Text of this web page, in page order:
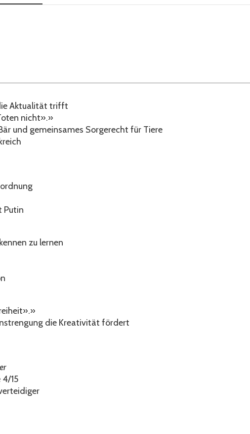
Aktualität trifft
nicht».»
und gemeinsames Sorgerecht für Tiere
Putin
zu lernen
die Kreativität fördert
15